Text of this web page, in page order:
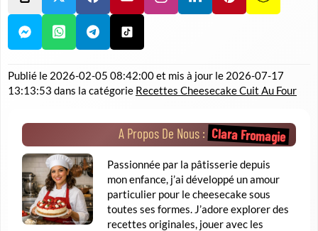
Publié le 2026-02-05 08:42:00et mis à jour le 2026-07-17
13:13:53 dans la catégorie Recettes Cheesecake Cuit Au Four
A Propos De Nous : Clara Fromagie
Passionnée par la pâtisserie depuis
mon enfance, j’ai développé un amour
particulier pour le cheesecake sous
toutes ses formes. J’adore explorer des
recettes originales, jouer avec les